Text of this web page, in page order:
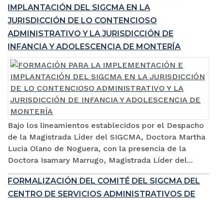
IMPLANTACIÓN DEL SIGCMA EN LA
JURISDICCIÓN DE LO CONTENCIOSO
ADMINISTRATIVO Y LA JURISDICCIÓN DE
INFANCIA Y ADOLESCENCIA DE MONTERÍA
Bajo los lineamientos establecidos por el Despacho
de la Magistrada Líder del SIGCMA, Doctora Martha
Lucia Olano de Noguera, con la presencia de la
Doctora Isamary Marrugo, Magistrada Líder del...
FORMALIZACIÓN DEL COMITÉ DEL SIGCMA DEL
CENTRO DE SERVICIOS ADMINISTRATIVOS DE